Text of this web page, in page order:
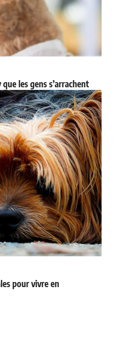
les gens s’arrachent
pour vivre en